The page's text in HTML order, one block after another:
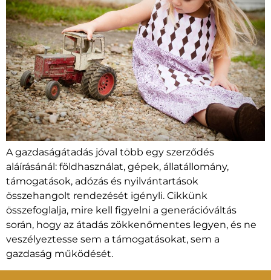
A gazdaságátadás jóval több egy szerződés
aláírásánál: földhasználat, gépek, állatállomány,
támogatások, adózás és nyilvántartások
összehangolt rendezését igényli. Cikkünk
összefoglalja, mire kell figyelni a generációváltás
során, hogy az átadás zökkenőmentes legyen, és ne
veszélyeztesse sem a támogatásokat, sem a
gazdaság működését.